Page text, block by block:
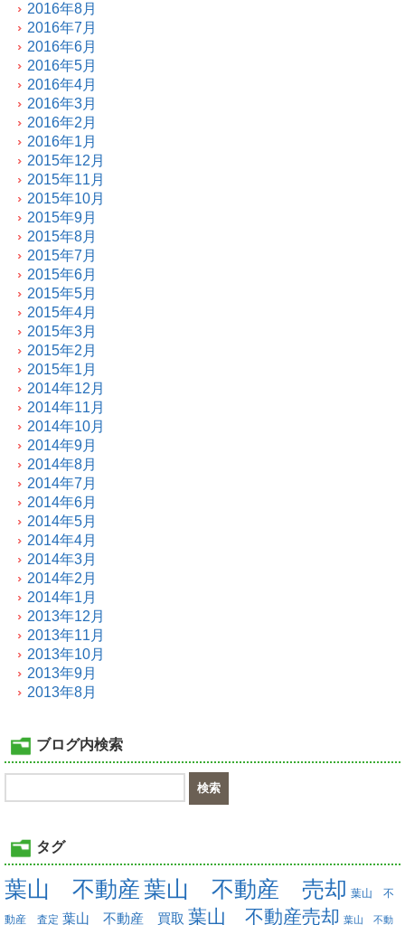
2016年8月
2016年7月
2016年6月
2016年5月
2016年4月
2016年3月
2016年2月
2016年1月
2015年12月
2015年11月
2015年10月
2015年9月
2015年8月
2015年7月
2015年6月
2015年5月
2015年4月
2015年3月
2015年2月
2015年1月
2014年12月
2014年11月
2014年10月
2014年9月
2014年8月
2014年7月
2014年6月
2014年5月
2014年4月
2014年3月
2014年2月
2014年1月
2013年12月
2013年11月
2013年10月
2013年9月
2013年8月
ブログ内検索
タグ
葉山 不動産葉山 不動産 売却 葉山 不
動産 査定 葉山 不動産 買取 葉山 不動産売却 葉山 不動